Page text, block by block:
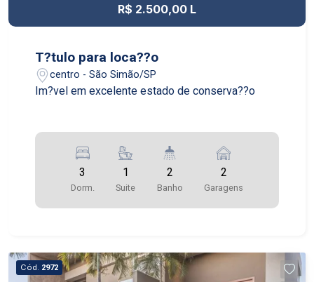
R$ 2.500,00 L
T?tulo para loca??o
centro - São Simão/SP
Im?vel em excelente estado de conserva??o
3
Dorm.
1
Suite
2
Banho
2
Garagens
Cód. 2972